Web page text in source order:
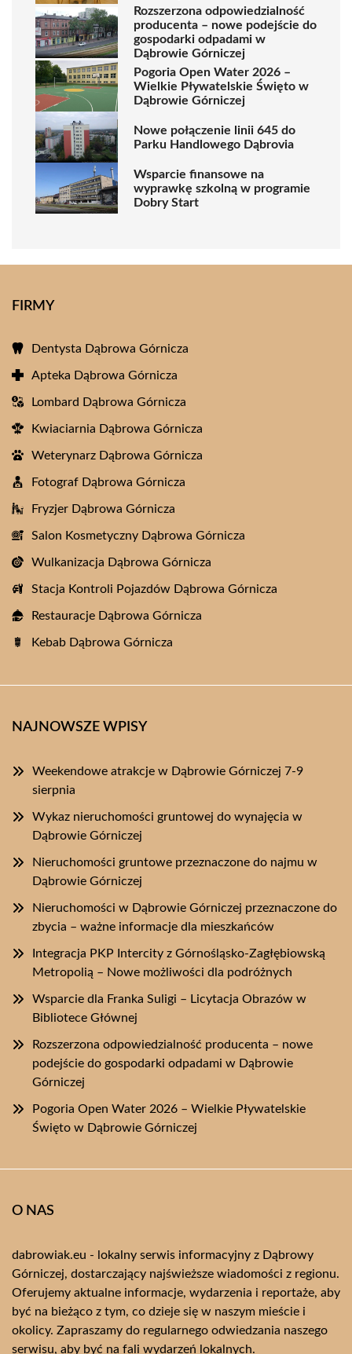
Rozszerzona odpowiedzialność
producenta – nowe podejście do
gospodarki odpadami w
Dąbrowie Górniczej
Pogoria Open Water 2026 –
Wielkie Pływatelskie Święto w
Dąbrowie Górniczej
Nowe połączenie linii 645 do
Parku Handlowego Dąbrovia
Wsparcie finansowe na
wyprawkę szkolną w programie
Dobry Start
FIRMY
Dentysta Dąbrowa Górnicza
Apteka Dąbrowa Górnicza
Lombard Dąbrowa Górnicza
Kwiaciarnia Dąbrowa Górnicza
Weterynarz Dąbrowa Górnicza
Fotograf Dąbrowa Górnicza
Fryzjer Dąbrowa Górnicza
Salon Kosmetyczny Dąbrowa Górnicza
Wulkanizacja Dąbrowa Górnicza
Stacja Kontroli Pojazdów Dąbrowa Górnicza
Restauracje Dąbrowa Górnicza
Kebab Dąbrowa Górnicza
NAJNOWSZE WPISY
Weekendowe atrakcje w Dąbrowie Górniczej 7-9
sierpnia
Wykaz nieruchomości gruntowej do wynajęcia w
Dąbrowie Górniczej
Nieruchomości gruntowe przeznaczone do najmu w
Dąbrowie Górniczej
Nieruchomości w Dąbrowie Górniczej przeznaczone do
zbycia – ważne informacje dla mieszkańców
Integracja PKP Intercity z Górnośląsko-Zagłębiowską
Metropolią – Nowe możliwości dla podróżnych
Wsparcie dla Franka Suligi – Licytacja Obrazów w
Bibliotece Głównej
Rozszerzona odpowiedzialność producenta – nowe
podejście do gospodarki odpadami w Dąbrowie
Górniczej
Pogoria Open Water 2026 – Wielkie Pływatelskie
Święto w Dąbrowie Górniczej
O NAS
dabrowiak.eu - lokalny serwis informacyjny z Dąbrowy
Górniczej, dostarczający najświeższe wiadomości z regionu.
Oferujemy aktualne informacje, wydarzenia i reportaże, aby
być na bieżąco z tym, co dzieje się w naszym mieście i
okolicy. Zapraszamy do regularnego odwiedzania naszego
serwisu, aby być na fali wydarzeń lokalnych.